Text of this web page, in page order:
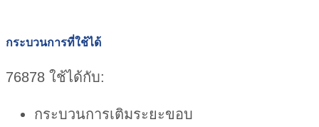
กระบวนการที่ใช้ได้
76878 ใช้ได้กับ:
กระบวนการเติมระยะขอบ